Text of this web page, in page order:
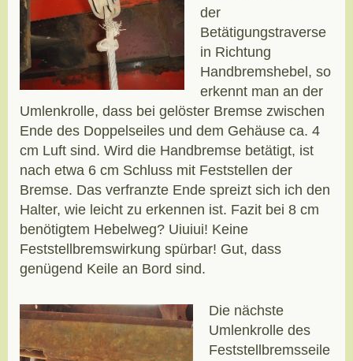
der
Betätigungstraverse
in Richtung
Handbremshebel, so
erkennt man an der
Umlenkrolle, dass bei gelöster Bremse zwischen
Ende des Doppelseiles und dem Gehäuse ca. 4
cm Luft sind. Wird die Handbremse betätigt, ist
nach etwa 6 cm Schluss mit Feststellen der
Bremse. Das verfranzte Ende spreizt sich ich den
Halter, wie leicht zu erkennen ist. Fazit bei 8 cm
benötigtem Hebelweg? Uiuiui! Keine
Feststellbremswirkung spürbar! Gut, dass
genügend Keile an Bord sind.
Die nächste
Umlenkrolle des
Feststellbremsseile